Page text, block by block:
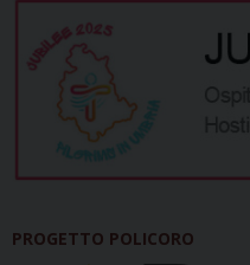
PROGETTO POLICORO